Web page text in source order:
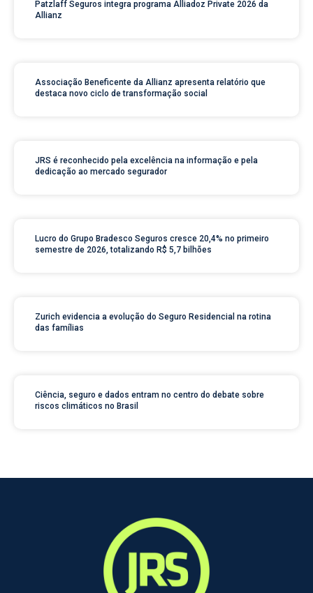
Patzlaff Seguros integra programa Alliadoz Private 2026 da
Allianz
Associação Beneficente da Allianz apresenta relatório que
destaca novo ciclo de transformação social
JRS é reconhecido pela excelência na informação e pela
dedicação ao mercado segurador
Lucro do Grupo Bradesco Seguros cresce 20,4% no primeiro
semestre de 2026, totalizando R$ 5,7 bilhões
Zurich evidencia a evolução do Seguro Residencial na rotina
das famílias
Ciência, seguro e dados entram no centro do debate sobre
riscos climáticos no Brasil